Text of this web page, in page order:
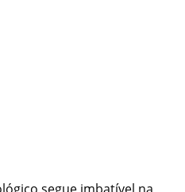
segue imbatível na